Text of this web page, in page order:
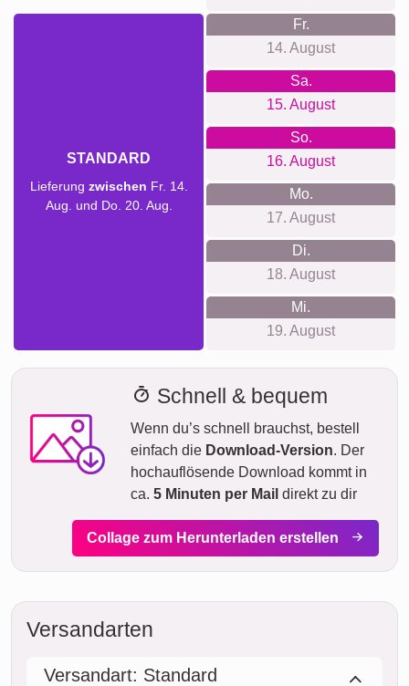
STANDARD
Lieferung zwischen Fr. 14.
Aug. und Do. 20. Aug.
Fr.
14. August
Sa.
15. August
So.
16. August
Mo.
17. August
Di.
18. August
Mi.
19. August
Schnell & bequem
Wenn du’s schnell brauchst, bestell
einfach die Download-Version. Der
hochauflösende Download kommt in
ca. 5 Minuten per Mail direkt zu dir
Collage zum Herunterladen erstellen
Versandarten
Versandart: Standard